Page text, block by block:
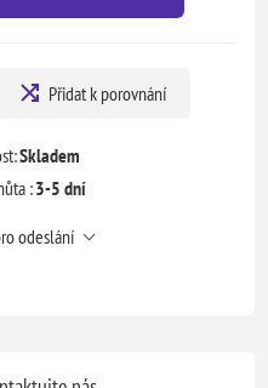
Přidat k porovnání
Skladem
:3-5 dní
odeslání